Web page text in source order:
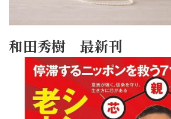
和田秀樹 最新刊